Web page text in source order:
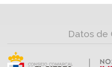
Datos de